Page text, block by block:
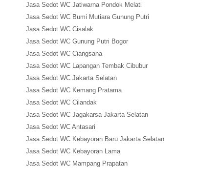
Jasa Sedot WC Jatiwarna Pondok Melati
Jasa Sedot WC Bumi Mutiara Gunung Putri
Jasa Sedot WC Cisalak
Jasa Sedot WC Gunung Putri Bogor
Jasa Sedot WC Ciangsana
Jasa Sedot WC Lapangan Tembak Cibubur
Jasa Sedot WC Jakarta Selatan
Jasa Sedot WC Kemang Pratama
Jasa Sedot WC Cilandak
Jasa Sedot WC Jagakarsa Jakarta Selatan
Jasa Sedot WC Antasari
Jasa Sedot WC Kebayoran Baru Jakarta Selatan
Jasa Sedot WC Kebayoran Lama
Jasa Sedot WC Mampang Prapatan